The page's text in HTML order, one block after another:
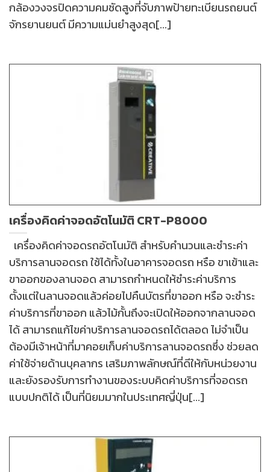
กล้องวงจรปิดความคมชัดสูงที่จับภาพป้ายทะเบียนรถยนต์
จักรยานยนต์ มีความแม่นยำสูงสุด[...]
เครื่องคิดค่าจอดอัตโนมัติ CRT-P8000
เครื่องคิดค่าจอดรถอัตโนมัติ สำหรับคำนวนและชำระค่า
บริการลานจอดรถ ใช้ได้ทั้งในอาคารจอดรถ หรือ ขาเข้าและ
ขาออกของลานจอด สามารถกำหนดให้ชำระค่าบริการ
ตั้งแต่ในลานจอดแล้วค่อยไปคืนบัตรที่ขาออก หรือ จะชำระ
ค่าบริการที่ขาออก แล้วไม้กั้นถึงจะเปิดให้ออกจากลานจอด
ได้ สามารถแก้ไขค่าบริการลานจอดรถได้ตลอด ไม่จำเป็น
ต้องมีเจ้าหน้าที่มาคอยเก็บค่าบริการลานจอดรถซึ่ง ช่วยลด
ค่าใช้จ่ายด้านบุคลากร เสริมภาพลักษณ์ที่ดีให้กับหน่วยงาน
และยังรองรับการทำงานของระบบคิดค่าบริการที่จอดรถ
แบบปกติได้ เป็นที่นิยมมากในประเทศญี่ปุ่น[...]